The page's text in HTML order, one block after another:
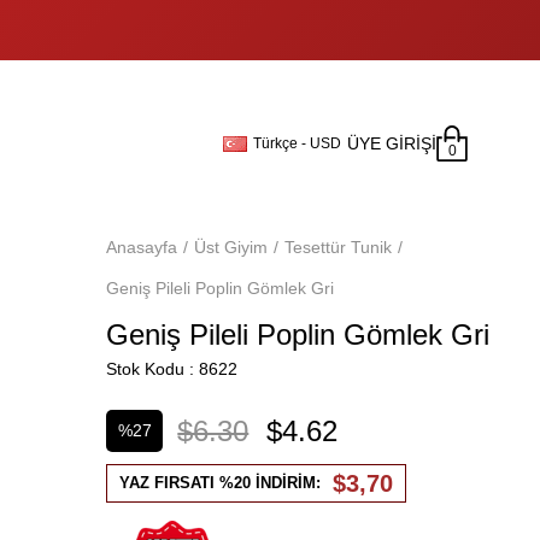
Türkçe - USD ÜYE GIRIŞI 0
Anasayfa Üst Giyim Tesettür Tunik
Geniş Pileli Poplin Gömlek Gri
Geniş Pileli Poplin Gömlek Gri
Stok Kodu 8622
%27
İndirim
$6.30 $4.62
YAZ FIRSATI %20 İNDİRİM: $3,70